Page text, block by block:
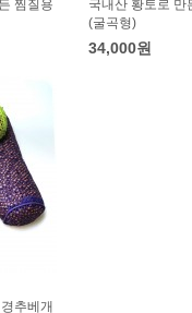
찜질용
국내산 황토로 만
(굴곡형)
34,000원
추베개